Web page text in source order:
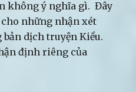
không ý nghĩa gì. Đây
những nhận xét
dịch truyện Kiều.
định riêng của